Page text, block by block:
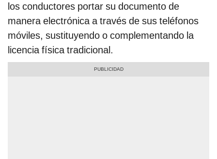
los conductores portar su documento de
manera electrónica a través de sus teléfonos
móviles, sustituyendo o complementando la
licencia física tradicional.